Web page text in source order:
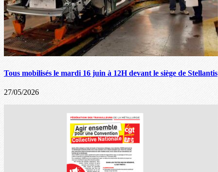
Tous mobilisés le mardi 16 juin à 12H devant le siège de Stellantis
27/05/2026